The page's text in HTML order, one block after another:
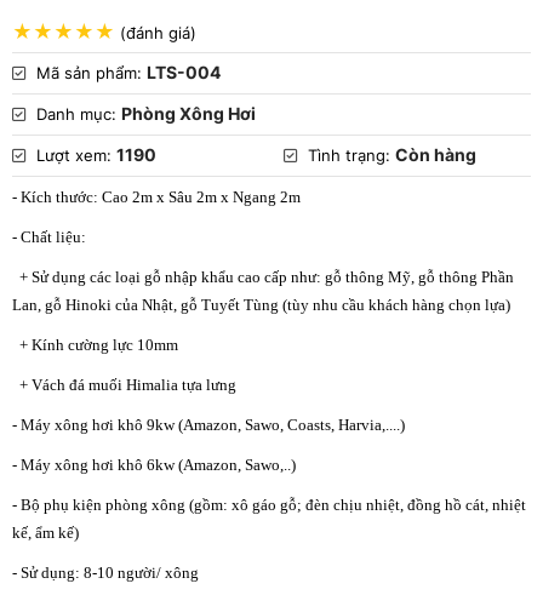
(đánh giá)
Mã sản phẩm: LTS-004
Danh mục: Phòng Xông Hơi
Lượt xem: 1190 Tình trạng: Còn hàng
- Kích thước: Cao 2m x Sâu 2m x Ngang 2m
- Chất liệu:
+ Sử dụng các loại gỗ nhập khẩu cao cấp như: gỗ thông Mỹ, gỗ thông Phần
Lan, gỗ Hinoki của Nhật, gỗ Tuyết Tùng (tùy nhu cầu khách hàng chọn lựa)
+ Kính cường lực 10mm
+ Vách đá muối Himalia tựa lưng
- Máy xông hơi khô 9kw (Amazon, Sawo, Coasts, Harvia,....)
- Máy xông hơi khô 6kw (Amazon, Sawo,..)
- Bộ phụ kiện phòng xông (gồm: xô gáo gỗ; đèn chịu nhiệt, đồng hồ cát, nhiệt
kế, ẩm kế)
- Sử dụng: 8-10 người/ xông